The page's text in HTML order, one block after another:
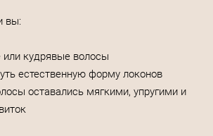
вы:
кудрявые волосы
естественную форму локонов
оставались мягкими, упругими и